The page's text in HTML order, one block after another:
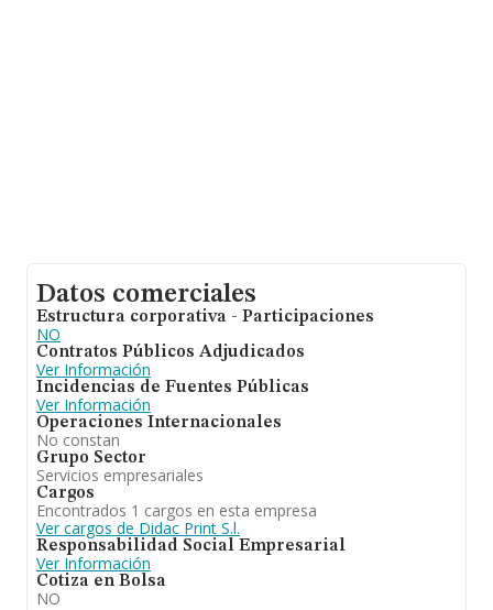
Datos comerciales
Estructura corporativa - Participaciones
NO
Contratos Públicos Adjudicados
Ver Información
Incidencias de Fuentes Públicas
Ver Información
Operaciones Internacionales
No constan
Grupo Sector
Servicios empresariales
Cargos
Encontrados 1 cargos en esta empresa
Ver cargos de Didac Print S.l.
Responsabilidad Social Empresarial
Ver Información
Cotiza en Bolsa
NO